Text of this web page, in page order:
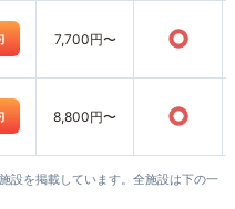
7,700円〜 ○
8,800円〜 ○
設を掲載しています。全施設は下の一